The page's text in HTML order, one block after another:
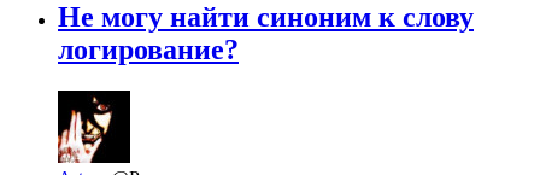
Не могу найти синоним к слову
логирование?